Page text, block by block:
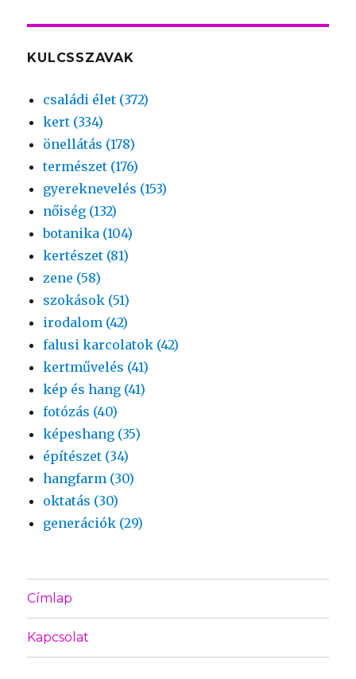
KULCSSZAVAK
családi élet (372)
kert (334)
önellátás (178)
természet (176)
gyereknevelés (153)
nőiség (132)
botanika (104)
kertészet (81)
zene (58)
szokások (51)
irodalom (42)
falusi karcolatok (42)
kertművelés (41)
kép és hang (41)
fotózás (40)
képeshang (35)
építészet (34)
hangfarm (30)
oktatás (30)
generációk (29)
Címlap
Kapcsolat